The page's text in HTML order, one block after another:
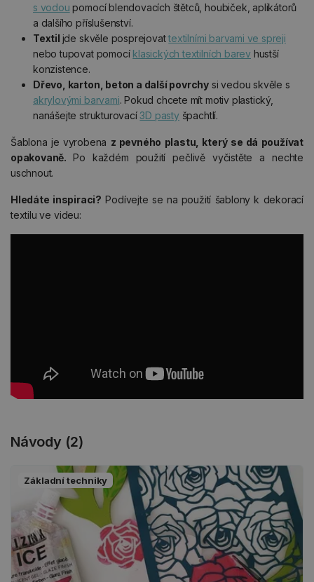
s vodou pomocí blendovacích štětců, houbiček, aplikátorů
a dalšího příslušenství.
Textil jde skvěle posprejovattextilními barvami ve spreji
nebo tupovat pomocí klasických textilních barev hustší
konzistence.
Dřevo, karton, beton a další povrchy si vedou skvěle s
akrylovými barvami. Pokud chcete mít motiv plastický,
nanášejte strukturovací3D pastyšpachtlí.
Šablona je vyrobena z pevného plastu, který se dá používat
opakovaně.Po každém použití pečlivě vyčistěte a nechte
uschnout.
Hledáte inspiraci? Podívejte se na použití šablony k dekorací
textilu ve videu:
Návody (2)
Základní techniky